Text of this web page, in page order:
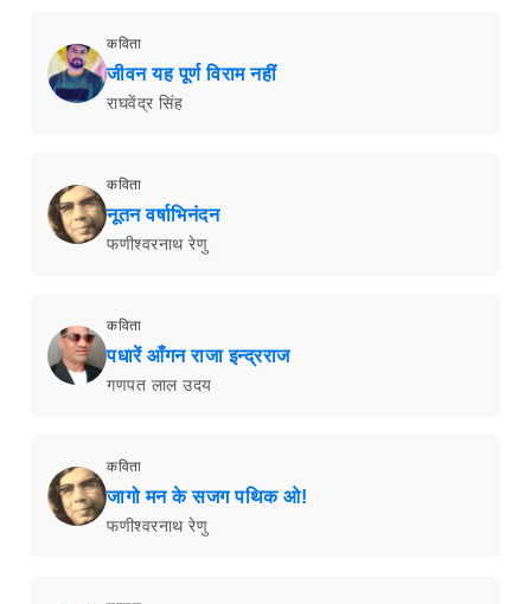
कविता
जीवन यह पूर्ण विराम नहीं
राघवेंद्र सिंह
कविता
नूतन वर्षाभिनंदन
फणीश्वरनाथ रेणु
कविता
पधारें आँगन राजा इन्द्रराज
गणपत लाल उदय
कविता
जागो मन के सजग पथिक ओ!
फणीश्वरनाथ रेणु